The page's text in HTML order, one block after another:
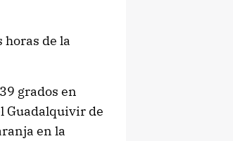
de la
grados en
Guadalquivir de
en la